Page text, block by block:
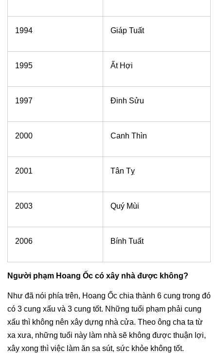
1994 Giáp Tuất
1995 Ất Hợi
1997 Đinh Sửu
2000 Canh Thìn
2001 Tân Tỵ
2003 Quý Mùi
2006 Bính Tuất
Người phạm Hoang Ốc có xây nhà được không?
Như đã nói phía trên, Hoang Ốc chia thành 6 cung trong đó
có 3 cung xấu và 3 cung tốt. Những tuổi phạm phải cung
xấu thì không nên xây dựng nhà cửa. Theo ông cha ta từ
xa xưa, những tuổi này làm nhà sẽ không được thuận lợi,
xây xong thì việc làm ăn sa sút, sức khỏe không tốt.